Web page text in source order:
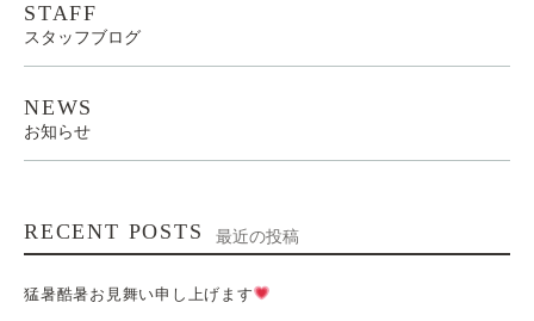
STAFF
スタッフブログ
NEWS
お知らせ
RECENT POSTS 最近の投稿
猛暑酷暑お見舞い申し上げます